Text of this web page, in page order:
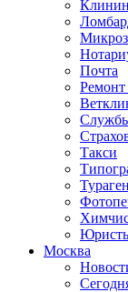
Почта
Ремонт
Такси
Москва